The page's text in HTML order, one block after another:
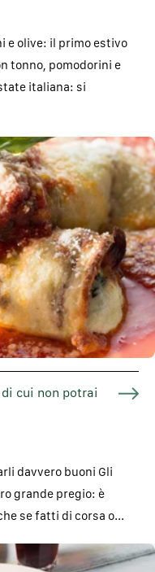
e olive: il primo estivo
tonno, pomodorini e
italiana: si
cui non potrai
davvero buoni Gli
grande pregio: è
se fatti di corsa o...